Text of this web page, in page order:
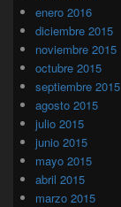
enero 2016
diciembre 2015
noviembre 2015
octubre 2015
septiembre 2015
agosto 2015
julio 2015
junio 2015
mayo 2015
abril 2015
marzo 2015